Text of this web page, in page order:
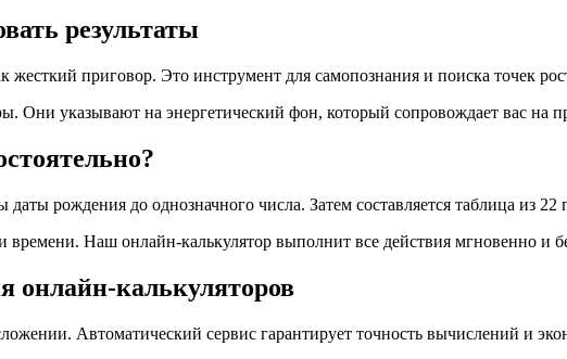
результаты
жесткий приговор. Это инструмент для самопознания и поиска точек
Они указывают на энергетический фон, который сопровождает вас на
рождения до однозначного числа. Затем составляется таблица из
времени. Наш онлайн-калькулятор выполнит все действия мгновенно и
онлайн-калькуляторов
Автоматический сервис гарантирует точность вычислений и